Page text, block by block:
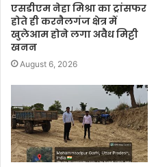
एसडीएम नेहा मिश्रा का ट्रांसफर
होते ही करनैलगंज क्षेत्र में
खुलेआम होने लगा अवैध मिट्टी
खनन
August 6, 2026